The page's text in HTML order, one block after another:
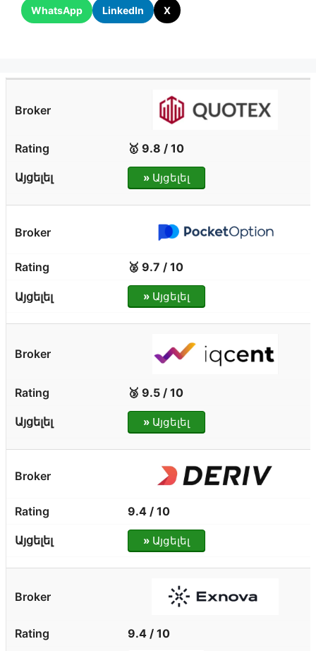
WhatsApp LinkedIn X
🥇 9.8 / 10
»Այցելել
🥈 9.7 / 10
»Այցելել
🥉 9.5 / 10
»Այցելել
9.4 / 10
»Այցելել
9.4 / 10